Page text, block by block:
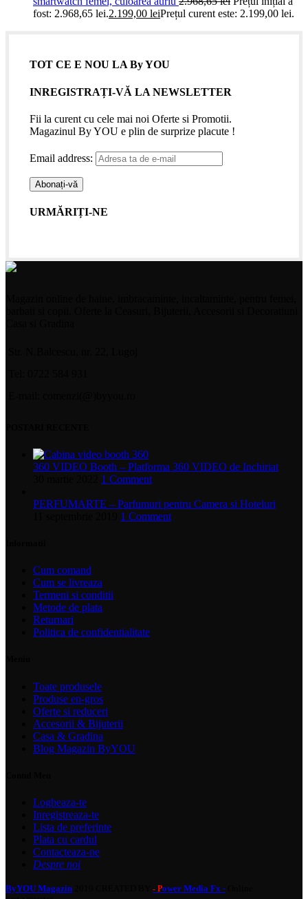
fost: 2.968,65 lei.2.199,00 leiPrețul curent este: 2.199,00 lei.
TOT CE E NOU LA By YOU
INREGISTRAȚI-VĂ LA NEWSLETTER
Fii la curent cu cele mai noi Oferte si Promotii.
Magazinul By YOU e plin de surprize placute !
Email address:
URMĂRIȚI-NE
360 VIDEO Booth – Platforma 360 VIDEO de Inchiriat
1 Comment
PERFUMARTE – Parfumuri pentru Camera si Hoteluri
1 Comment
Cum comand
Cum se livreaza
Termeni si conditii
Metode de plata
Returnari
Politica de confidentialitate
Toate produsele
Produse en-gros
Oferte si reduceri
Accesorii & Bijuterii
Casa & Gradina
Blog Magazin ByYOU
Logheaza-te
Inregistreaza-te
Lista de preferinte
Plata cu cardul
Contacteaza-ne
Despre noi
ByYOU Magazin - Power Media Fx -